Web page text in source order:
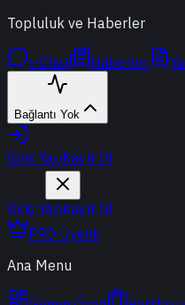
Topluluk ve Haberler
t-Chat Haberler
Bağlantı Yok
Giriş YapKayıt Ol
Giriş YapKayıt Ol
PRO Üyelik
Ana Menu